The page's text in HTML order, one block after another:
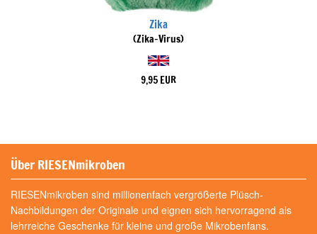
Zika
(Zika-Virus)
9,95 EUR
Über RIESENmikroben
RIESENmikroben sind millionenfach vergrößerte Plüsch-
Nachbildungen der Originale und eignen sich hervorragend als
lehrreiche Geschenke für kleine und große Mikrobenfans.